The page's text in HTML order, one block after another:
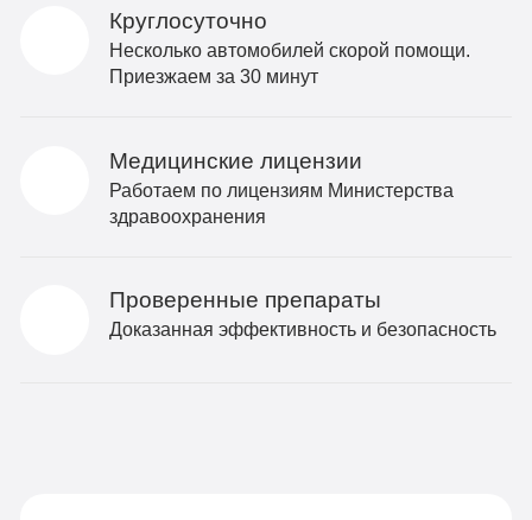
Круглосуточно
Несколько автомобилей скорой помощи.
Приезжаем за 30 минут
Медицинские лицензии
Работаем по лицензиям Министерства
здравоохранения
Проверенные препараты
Доказанная эффективность и безопасность